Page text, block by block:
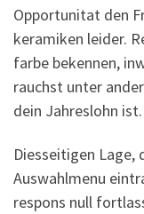
Opportunitat den
keramiken leider.
farbe bekennen,
rauchst unter
dein Jahreslohn ist.
Diesseitigen Lage,
Auswahlmenu
respons null